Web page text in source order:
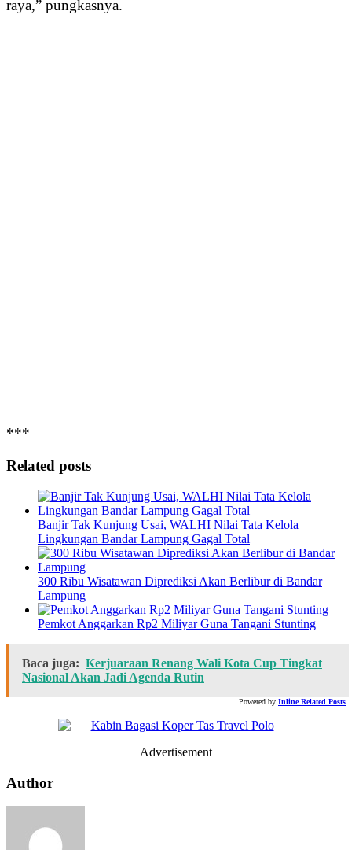
raya,” pungkasnya.
***
Related posts
Banjir Tak Kunjung Usai, WALHI Nilai Tata Kelola
Lingkungan Bandar Lampung Gagal Total
300 Ribu Wisatawan Diprediksi Akan Berlibur di Bandar
Lampung
Pemkot Anggarkan Rp2 Miliyar Guna Tangani Stunting
Baca juga: Kerjuaraan Renang Wali Kota Cup Tingkat
Nasional Akan Jadi Agenda Rutin
Powered by Inline Related Posts
Advertisement
Author